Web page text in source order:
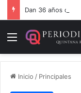
Menú
Inicio / Principales